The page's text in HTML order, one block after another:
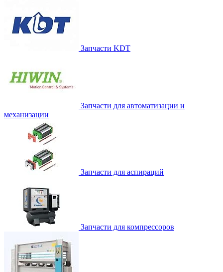
Запчасти KDT
Запчасти для автоматизации и
механизации
Запчасти для аспираций
Запчасти для компрессоров